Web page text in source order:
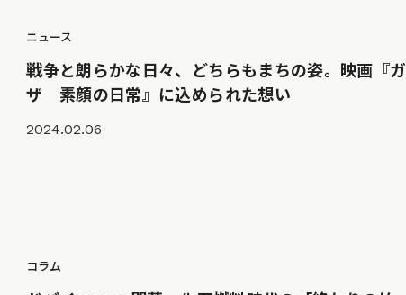
ニュース
戦争と朗らかな日々、どちらもまちの姿。映画『ガ
ザ 素顔の日常』に込められた想い
2024.02.06
コラム